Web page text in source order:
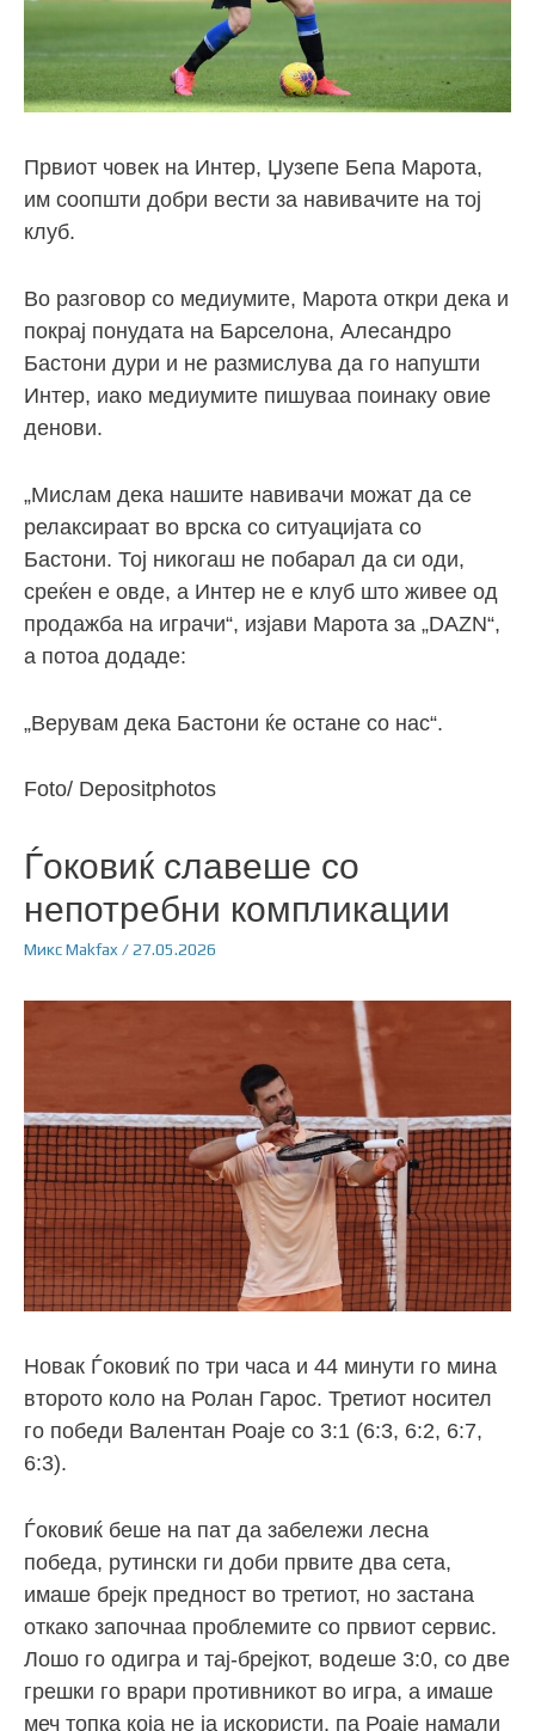
Првиот човек на Интер, Џузепе Бепа Марота,
им соопшти добри вести за навивачите на тој
клуб.
Во разговор со медиумите, Марота откри дека и
покрај понудата на Барселона, Алесандро
Бастони дури и не размислува да го напушти
Интер, иако медиумите пишуваа поинаку овие
денови.
„Мислам дека нашите навивачи можат да се
релаксираат во врска со ситуацијата со
Бастони. Тој никогаш не побарал да си оди,
среќен е овде, а Интер не е клуб што живее од
продажба на играчи“, изјави Марота за „DAZN“,
а потоа додаде:
„Верувам дека Бастони ќе остане со нас“.
Foto/ Depositphotos
Ѓоковиќ славеше со
непотребни компликации
МиксMakfax/27.05.2026
Новак Ѓоковиќ по три часа и 44 минути го мина
второто коло на Ролан Гарос. Третиот носител
го победи Валентан Роаје со 3:1 (6:3, 6:2, 6:7,
6:3).
Ѓоковиќ беше на пат да забележи лесна
победа, рутински ги доби првите два сета,
имаше брејк предност во третиот, но застана
откако започнаа проблемите со првиот сервис.
Лошо го одигра и тај-брејкот, водеше 3:0, со две
грешки го врари противникот во игра, а имаше
меч топка која не ја искористи, па Роаје намали